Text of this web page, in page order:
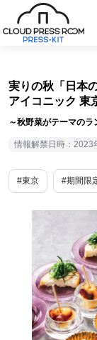
実りの秋「日本
アイコニック 東
～秋野菜がテーマのラ
情報解禁日時：
#東京 #期間限